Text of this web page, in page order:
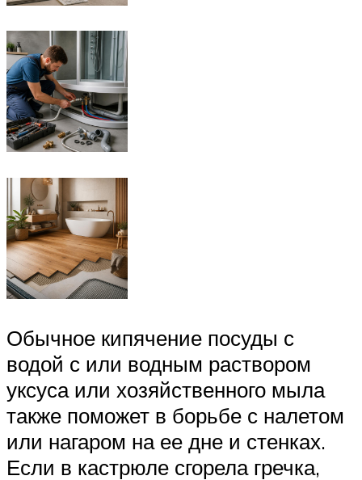
Обычное кипячение посуды с
водой с или водным раствором
уксуса или хозяйственного мыла
также поможет в борьбе с налетом
или нагаром на ее дне и стенках.
Если в кастрюле сгорела гречка,